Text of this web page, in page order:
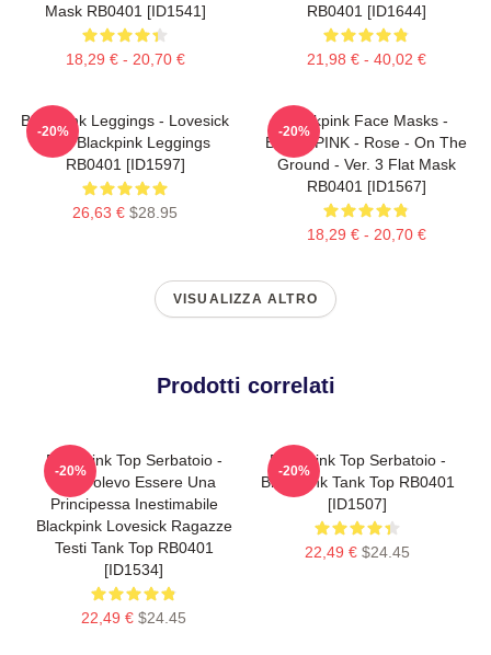
Mask RB0401 [ID1541]
18,29 € - 20,70 €
RB0401 [ID1644]
21,98 € - 40,02 €
Blackpink Leggings - Lovesick
Girls Blackpink Leggings
RB0401 [ID1597]
26,63 € $28.95
-20%
Blackpink Face Masks -
BLACKPINK - Rose - On The
Ground - Ver. 3 Flat Mask
RB0401 [ID1567]
18,29 € - 20,70 €
-20%
VISUALIZZA ALTRO
Prodotti correlati
Blackpink Top Serbatoio -
Non Volevo Essere Una
Principessa Inestimabile
Blackpink Lovesick Ragazze
Testi Tank Top RB0401
[ID1534]
22,49 € $24.45
-20%
Blackpink Top Serbatoio -
BlackPink Tank Top RB0401
[ID1507]
22,49 € $24.45
-20%